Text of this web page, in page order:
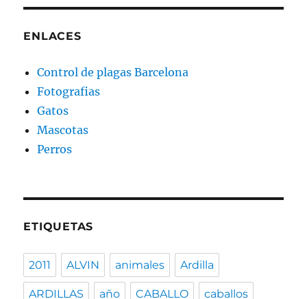
ENLACES
Control de plagas Barcelona
Fotografias
Gatos
Mascotas
Perros
ETIQUETAS
2011 ALVIN animales Ardilla
ARDILLAS año CABALLO caballos